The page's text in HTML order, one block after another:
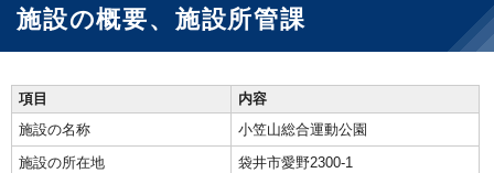
施設の概要、施設所管課
項目
内容
施設の名称
小笠山総合運動公園
施設の所在地
袋井市愛野2300-1